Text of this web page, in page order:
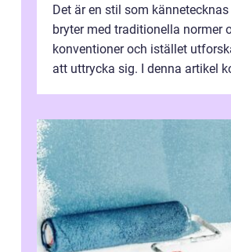
Det är en stil som
bryter med traditionella normer
konventioner och istället
att uttrycka sig. I denna artikel